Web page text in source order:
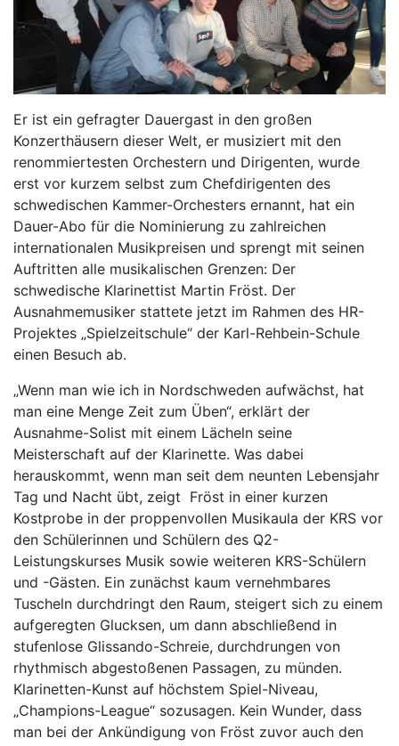
Er ist ein gefragter Dauergast in den großen
Konzerthäusern dieser Welt, er musiziert mit den
renommiertesten Orchestern und Dirigenten, wurde
erst vor kurzem selbst zum Chefdirigenten des
schwedischen Kammer-Orchesters ernannt, hat ein
Dauer-Abo für die Nominierung zu zahlreichen
internationalen Musikpreisen und sprengt mit seinen
Auftritten alle musikalischen Grenzen: Der
schwedische Klarinettist Martin Fröst. Der
Ausnahmemusiker stattete jetzt im Rahmen des HR-
Projektes „Spielzeitschule“ der Karl-Rehbein-Schule
einen Besuch ab.
„Wenn man wie ich in Nordschweden aufwächst, hat
man eine Menge Zeit zum Üben“, erklärt der
Ausnahme-Solist mit einem Lächeln seine
Meisterschaft auf der Klarinette. Was dabei
herauskommt, wenn man seit dem neunten Lebensjahr
Tag und Nacht übt, zeigt Fröst in einer kurzen
Kostprobe in der proppenvollen Musikaula der KRS vor
den Schülerinnen und Schülern des Q2-
Leistungskurses Musik sowie weiteren KRS-Schülern
und -Gästen. Ein zunächst kaum vernehmbares
Tuscheln durchdringt den Raum, steigert sich zu einem
aufgeregten Glucksen, um dann abschließend in
stufenlose Glissando-Schreie, durchdrungen von
rhythmisch abgestoßenen Passagen, zu münden.
Klarinetten-Kunst auf höchstem Spiel-Niveau,
„Champions-League“ sozusagen. Kein Wunder, dass
man bei der Ankündigung von Fröst zuvor auch den